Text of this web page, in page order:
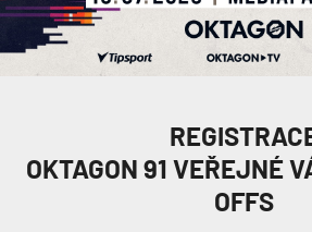
OKTAGON 91 VEŘEJNÉ
OFFS